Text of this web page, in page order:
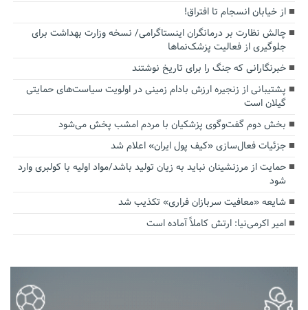
از خیابان انسجام تا افتراق!
چالش نظارت بر درمانگران اینستاگرامی/ نسخه وزارت بهداشت برای
جلوگیری از فعالیت پزشک‌نماها
خبرنگارانی که جنگ را برای تاریخ نوشتند
پشتیبانی از زنجیره ارزش بادام زمینی در اولویت سیاست‌های حمایتی
گیلان است
بخش دوم گفت‌وگوی پزشکیان با مردم امشب پخش می‌شود
جزئیات فعال‌سازی «کیف پول ایران» اعلام شد
حمایت از مرزنشینان نباید به زیان تولید باشد/مواد اولیه با کولبری وارد
شود
شایعه «معافیت سربازان فراری» تکذیب شد
امیر اکرمی‌نیا: ارتش کاملاً آماده است